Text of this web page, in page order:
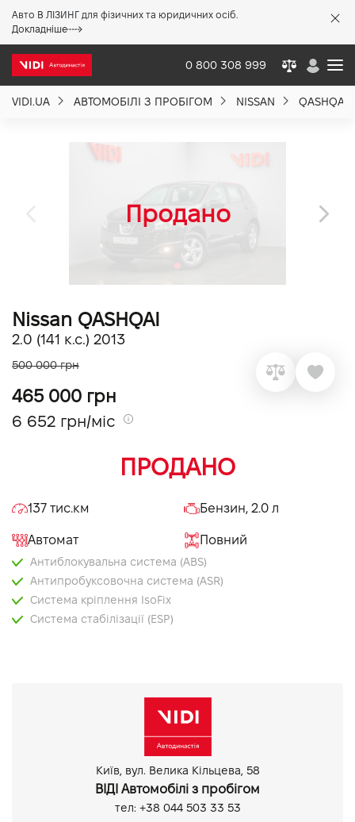
Авто В ЛІЗИНГ для фізичних та юридичних осіб.
Докладніше
0 800 308 999
VIDI.UA АВТОМОБІЛІ З ПРОБІГОМ NISSAN QASHQAI
Nissan QASHQAI
2.0 (141 к.с.) 2013
500 000 грн
465 000 грн
6 652 грн/міс
ПРОДАНО
137 тис.км Бензин, 2.0 л
Автомат Повний
Антиблокувальна система (ABS)
Антипробуксовочна система (ASR)
Система кріплення IsoFix
Система стабілізації (ESP)
Мультифункціональне кермо
Оздоблення керма шкірою
Перший власник
Сервісна книжка
Київ, вул. Велика Кільцева, 58
ВІДІ Автомобілі з пробігом
тел: +38 044 503 33 53
Акції %
Вакансії
VIDI Кар'єра
Контакти
Підпишись на наш канал та слідкуй за